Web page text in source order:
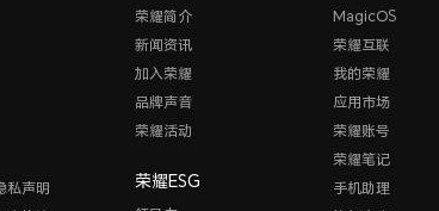
私声明
荣耀简介
新闻资讯
加入荣耀
品牌声音
荣耀活动
荣耀ESG
MagicOS
荣耀互联
我的荣耀
应用市场
荣耀账号
荣耀笔记
手机助理